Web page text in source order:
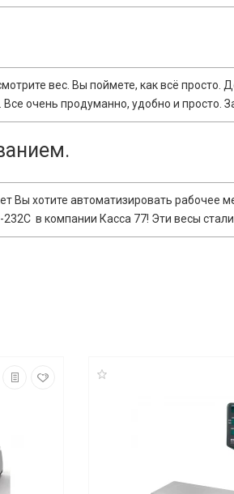
вес. Вы поймете, как всё просто.
очень продуманно, удобно и просто.
Вы хотите автоматизировать рабочее
в компании Касса 77! Эти весы